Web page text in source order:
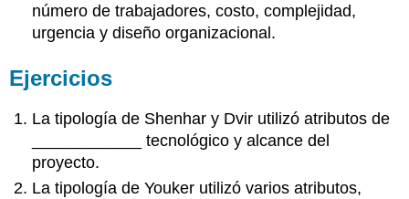
número de trabajadores, costo, complejidad,
urgencia y diseño organizacional.
Ejercicios
La tipología de Shenhar y Dvir utilizó atributos de
____________ tecnológico y alcance del
proyecto.
La tipología de Youker utilizó varios atributos,